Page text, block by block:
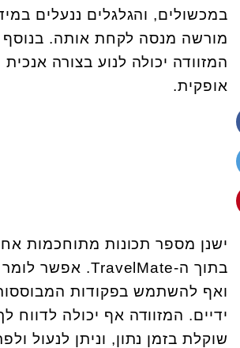
במכשולים, והגלגלים ננעלים
מורשה מנסה לקחת אותה.
המזוודה יכולה לנוע בצורה אנכית
אופקית.
ישנן מספר תכונות מתוחכמות
בתוך ה.TravelMate- אפשר לומר
ואף להשתמש בפקודות
ידיים. המזוודה אף יכולה לדווח
שוקלת בזמן נתון, וניתן לנעול